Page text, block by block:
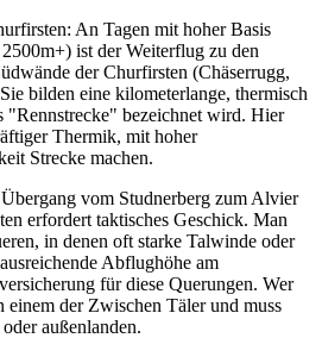
An Tagen mit hoher Basis
ist der Weiterflug zu den
der Churfirsten (Chäserrugg,
bilden eine kilometerlange, thermisch
"Rennstrecke" bezeichnet wird. Hier
Thermik, mit hoher
Strecke machen.
vom Studnerberg zum Alvier
erfordert taktisches Geschick. Man
in denen oft starke Talwinde oder
Abflughöhe am
für diese Querungen. Wer
der Zwischen Täler und muss
außenlanden.